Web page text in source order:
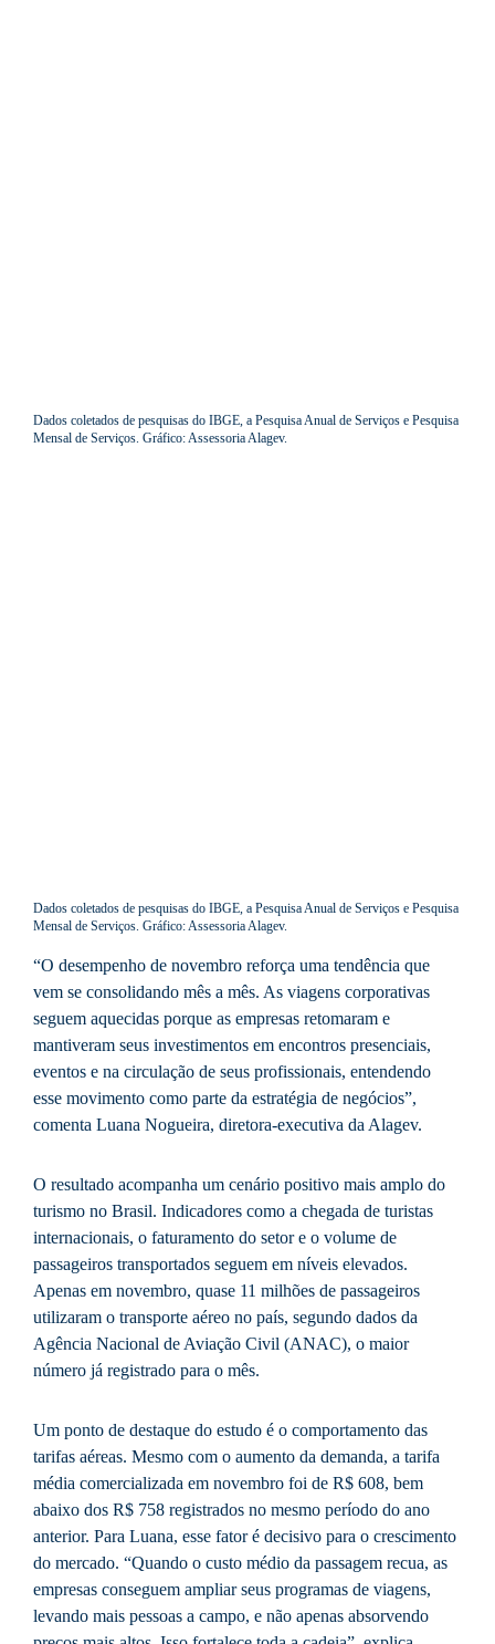
Dados coletados de pesquisas do IBGE, a Pesquisa Anual de Serviços e Pesquisa
Mensal de Serviços. Gráfico: Assessoria Alagev.
Dados coletados de pesquisas do IBGE, a Pesquisa Anual de Serviços e Pesquisa
Mensal de Serviços. Gráfico: Assessoria Alagev.
“O desempenho de novembro reforça uma tendência que
vem se consolidando mês a mês. As viagens corporativas
seguem aquecidas porque as empresas retomaram e
mantiveram seus investimentos em encontros presenciais,
eventos e na circulação de seus profissionais, entendendo
esse movimento como parte da estratégia de negócios”,
comenta Luana Nogueira, diretora-executiva da Alagev.
O resultado acompanha um cenário positivo mais amplo do
turismo no Brasil. Indicadores como a chegada de turistas
internacionais, o faturamento do setor e o volume de
passageiros transportados seguem em níveis elevados.
Apenas em novembro, quase 11 milhões de passageiros
utilizaram o transporte aéreo no país, segundo dados da
Agência Nacional de Aviação Civil (ANAC), o maior
número já registrado para o mês.
Um ponto de destaque do estudo é o comportamento das
tarifas aéreas. Mesmo com o aumento da demanda, a tarifa
média comercializada em novembro foi de R$ 608, bem
abaixo dos R$ 758 registrados no mesmo período do ano
anterior. Para Luana, esse fator é decisivo para o crescimento
do mercado. “Quando o custo médio da passagem recua, as
empresas conseguem ampliar seus programas de viagens,
levando mais pessoas a campo, e não apenas absorvendo